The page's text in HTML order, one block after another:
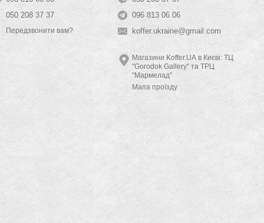
050 208 37 37
Передзвонити вам?
096 813 06 06
koffer.ukraine@gmail.com
Магазини Koffer.UA в Києві: ТЦ
"Gorodok Gallery" та ТРЦ
"Мармелад"
Мапа проїзду